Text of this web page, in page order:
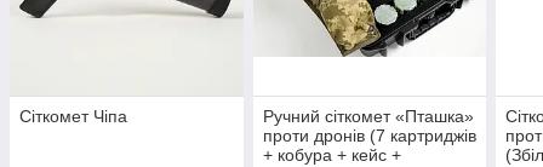
Cіткомет Чіпа
Ручний сіткомет «Пташка»
проти дронів (7 картриджів
+ кобура + кейс +